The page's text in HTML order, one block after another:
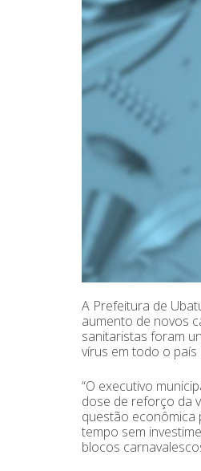
A Prefeitura de
aumento de novos
sanitaristas foram
vírus em todo o país
“O executivo
dose de reforço da
questão econômica
tempo sem
blocos